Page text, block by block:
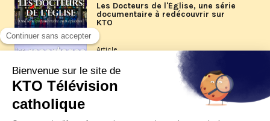
Les Docteurs de l'Église, une série
documentaire à redécouvrir sur
KTO
Article
Les reportages d'été 2026 de KTO
La visite pastorale du pape Léon